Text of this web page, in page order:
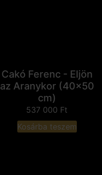
Cakó Ferenc - Eljön
az Aranykor (40x50
cm)
537 000 Ft
Kosárba teszem